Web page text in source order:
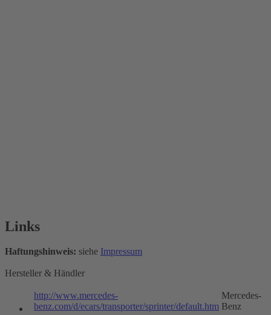
Links
Haftungshinweis: siehe Impressum
Hersteller & Händler
http://www.mercedes-
benz.com/d/ecars/transporter/sprinter/default.htm
Mercedes-
Benz